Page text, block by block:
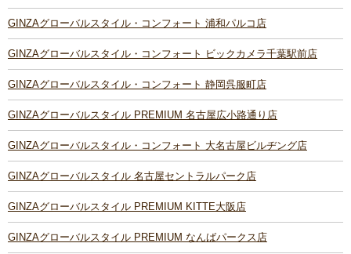
GINZAグローバルスタイル・コンフォート 浦和パルコ店
GINZAグローバルスタイル・コンフォート ビックカメラ千葉駅前店
GINZAグローバルスタイル・コンフォート 静岡呉服町店
GINZAグローバルスタイル PREMIUM 名古屋広小路通り店
GINZAグローバルスタイル・コンフォート 大名古屋ビルヂング店
GINZAグローバルスタイル 名古屋セントラルパーク店
GINZAグローバルスタイル PREMIUM KITTE大阪店
GINZAグローバルスタイル PREMIUM なんばパークス店